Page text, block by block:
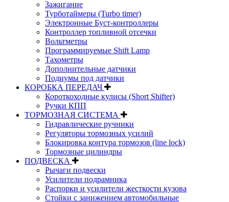
Зажигание
Турботаймеры (Turbo timer)
Электронные Буст-контроллеры
Контроллер топливной отсечки
Вольтметры
Программируемые Shift Lamp
Тахометры
Дополнительные датчики
Подиумы под датчики
КОРОБКА ПЕРЕДАЧ
Короткоходные кулисы (Short Shifter)
Ручки КПП
ТОРМОЗНАЯ СИСТЕМА
Гидравлические ручники
Регуляторы тормозных усилий
Блокировка контура тормозов (line lock)
Тормозные цилиндры
ПОДВЕСКА
Рычаги подвески
Усилители подрамника
Распорки и усилители жесткости кузова
Стойки с занижением автомобильные